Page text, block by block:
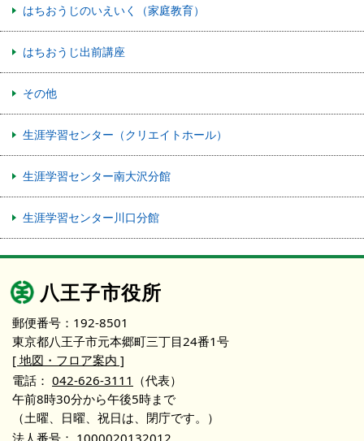
はちおうじのいえいく（家庭教育）
はちおうじ出前講座
その他
生涯学習センター（クリエイトホール）
生涯学習センター南大沢分館
生涯学習センター川口分館
八王子市役所
郵便番号：192-8501
東京都八王子市元本郷町三丁目24番1号
[ 地図・フロア案内 ]
電話： 042-626-3111 （代表）
午前8時30分から午後5時まで
（土曜、日曜、祝日は、閉庁です。）
法人番号： 1000020132012